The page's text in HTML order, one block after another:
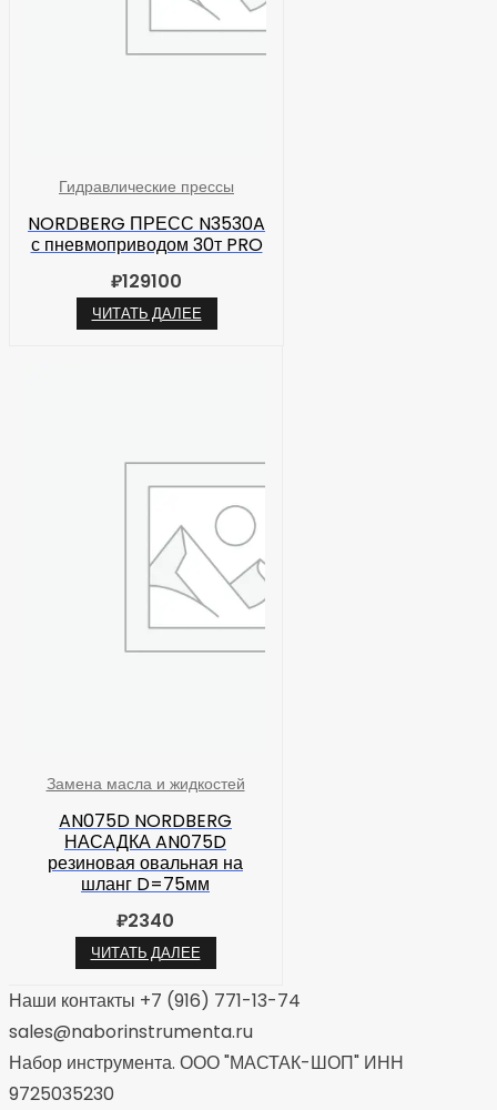
Гидравлические прессы
NORDBERG ПРЕСС N3530A
с пневмоприводом 30т PRO
₽129100
ЧИТАТЬ ДАЛЕЕ
Замена масла и жидкостей
AN075D NORDBERG
НАСАДКА AN075D
резиновая овальная на
шланг D=75мм
₽2340
ЧИТАТЬ ДАЛЕЕ
Наши контакты +7 (916) 771-13-74
sales@naborinstrumenta.ru
Набор инструмента. ООО "МАСТАК-ШОП" ИНН
9725035230